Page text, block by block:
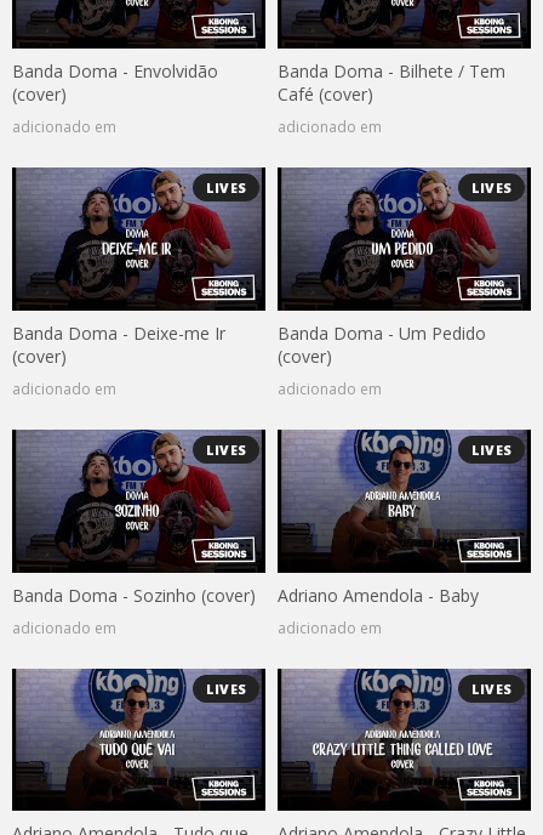
Banda Doma - Envolvidão
(cover)
adicionado em
Banda Doma - Bilhete / Tem
Café (cover)
adicionado em
LIVES
Banda Doma - Deixe-me Ir
(cover)
adicionado em
LIVES
Banda Doma - Um Pedido
(cover)
adicionado em
LIVES
Banda Doma - Sozinho (cover)
adicionado em
LIVES
Adriano Amendola - Baby
adicionado em
LIVES LIVES